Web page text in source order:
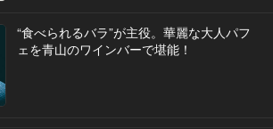
“食べられるバラ”が主役。華麗な大人パフ
ェを青山のワインバーで堪能！